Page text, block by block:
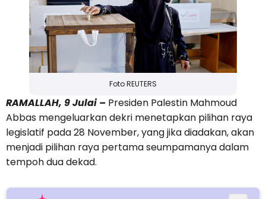
Foto REUTERS
RAMALLAH, 9 Julai – Presiden Palestin Mahmoud
Abbas mengeluarkan dekri menetapkan pilihan raya
legislatif pada 28 November, yang jika diadakan, akan
menjadi pilihan raya pertama seumpamanya dalam
tempoh dua dekad.